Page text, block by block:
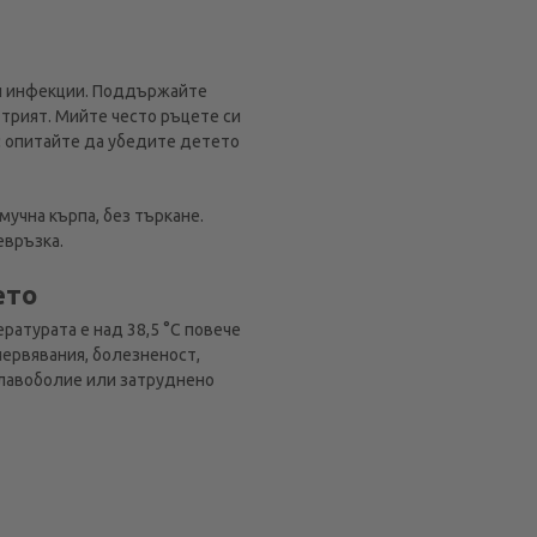
инфекции. Поддържайте
Мийте често ръцете си
опитайте да убедите детето
кърпа, без търкане.
е над 38,5 °C повече
болезненост,
или затруднено